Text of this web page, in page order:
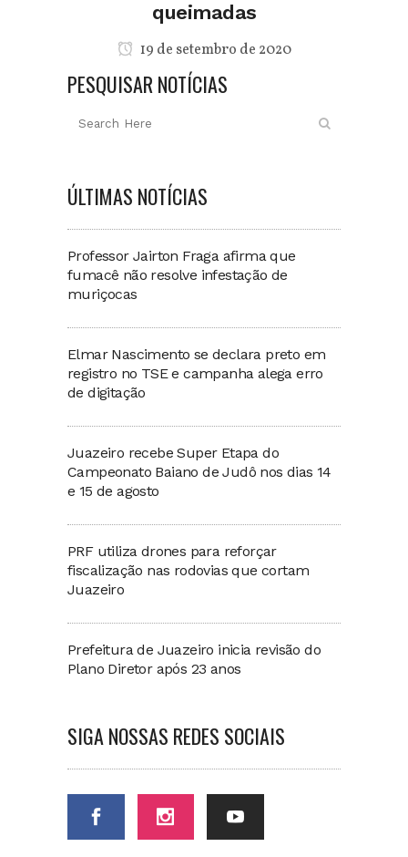
queimadas
19 de setembro de 2020
PESQUISAR NOTÍCIAS
ÚLTIMAS NOTÍCIAS
Professor Jairton Fraga afirma que
fumacê não resolve infestação de
muriçocas
Elmar Nascimento se declara preto em
registro no TSE e campanha alega erro
de digitação
Juazeiro recebe Super Etapa do
Campeonato Baiano de Judô nos dias 14
e 15 de agosto
PRF utiliza drones para reforçar
fiscalização nas rodovias que cortam
Juazeiro
Prefeitura de Juazeiro inicia revisão do
Plano Diretor após 23 anos
SIGA NOSSAS REDES SOCIAIS